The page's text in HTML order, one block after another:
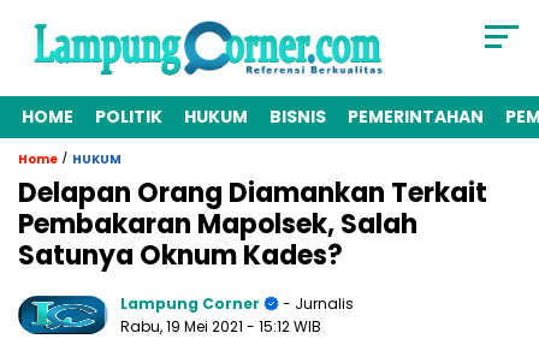
HOME POLITIK HUKUM BISNIS PEMERINTAHAN
Home / HUKUM
Delapan Orang Diamankan Terkait
Pembakaran Mapolsek, Salah
Satunya Oknum Kades?
Lampung Corner
- Jurnalis
Rabu, 19 Mei 2021 - 15:12 WIB